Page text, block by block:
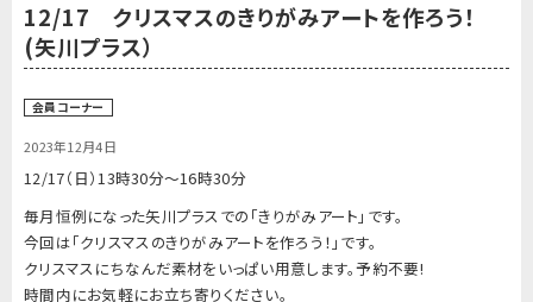
12/17 クリスマスのきりがみアートを作ろう！
(矢川プラス）
会員コーナー
2023年12月4日
12/17（日）13時30分〜16時30分
毎月恒例になった矢川プラスでの「きりがみアート」です。
今回は「クリスマスのきりがみアートを作ろう！」です。
クリスマスにちなんだ素材をいっぱい用意します。予約不要!
時間内にお気軽にお立ち寄りください。